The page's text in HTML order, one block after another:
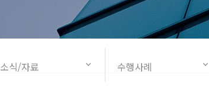
소식/자료 수행사례